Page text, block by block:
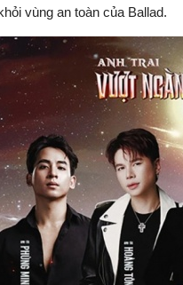
vùng an toàn của Ballad.